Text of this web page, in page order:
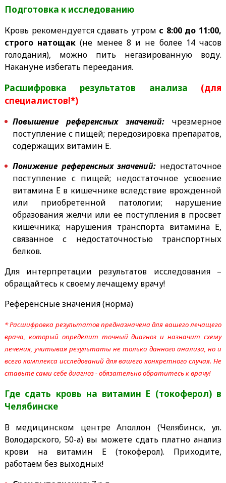
Подготовка к исследованию
Кровь рекомендуется сдавать утром с 8:00 до 11:00,
строго натощак (не менее 8 и не более 14 часов
голодания), можно пить негазированную воду.
Накануне избегать переедания.
Расшифровка результатов анализа (для
специалистов!*)
Повышение референсных значений: чрезмерное
поступление с пищей; передозировка препаратов,
содержащих витамин Е.
Понижение референсных значений: недостаточное
поступление с пищей; недостаточное усвоение
витамина Е в кишечнике вследствие врожденной
или приобретенной патологии; нарушение
образования желчи или ее поступления в просвет
кишечника; нарушения транспорта витамина Е,
связанное с недостаточностью транспортных
белков.
Для интерпретации результатов исследования –
обращайтесь к своему лечащему врачу!
Референсные значения (норма)
* Расшифровка результатов предназначена для вашего лечащего
врача, который определит точный диагноз и назначит схему
лечения, учитывая результаты не только данного анализа, но и
всего комплекса исследований для вашего конкретного случая. Не
ставьте сами себе диагноз - обязательно обратитесь к врачу!
Где сдать кровь на витамин Е (токоферол) в
Челябинске
В медицинском центре Аполлон (Челябинск, ул.
Володарского, 50-а) вы можете сдать платно анализ
крови на витамин Е (токоферол). Приходите,
работаем без выходных!